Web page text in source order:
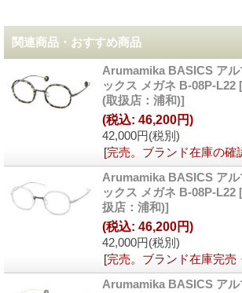
関連商品・おすすめ商品
Arumamika BASICS アル
ックス メガネ B-08P-L22 [
(取扱店：浦和)]
42,000円(税別)
(税込: 46,200円)
[完売。ブランド在庫の確
Arumamika BASICS アル
ックス メガネ B-08P-L22 [
扱店：浦和)]
42,000円(税別)
(税込: 46,200円)
[完売。ブランド在庫完売
Arumamika BASICS アル